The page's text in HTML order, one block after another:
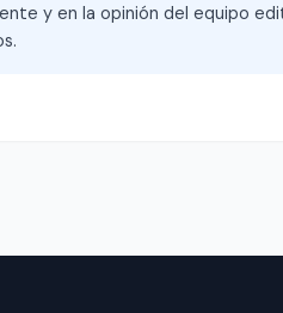
y en la opinión del equipo